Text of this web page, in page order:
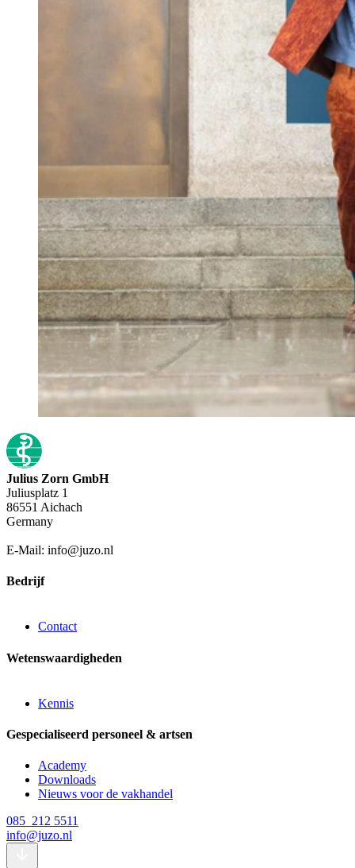
Julius Zorn GmbH
Juliusplatz 1
86551 Aichach
Germany
E-Mail: info@juzo.nl
Bedrijf
Contact
Wetenswaardigheden
Kennis
Gespecialiseerd personeel & artsen
Academy
Downloads
Nieuws voor de vakhandel
085 212 5511
info@juzo.nl